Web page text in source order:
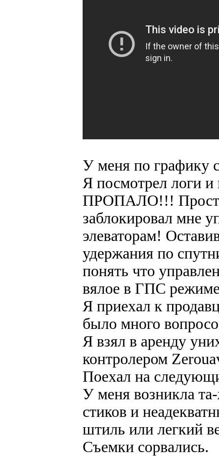
У меня по графику
Я посмотрел логи
ПРОПАЛО!!! Просто
заблокировал мне
элеваторам!
удержания по
понять что
вялое в ГПС
Я приехал к
было много
Я взял в аренду
контролером
Поехал на
У меня возникла
стиков и
штиль или легкий
Съемки сорвались.